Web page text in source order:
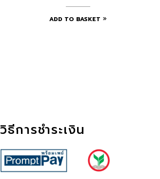
ADD TO BASKET
วิธีการชำระเงิน